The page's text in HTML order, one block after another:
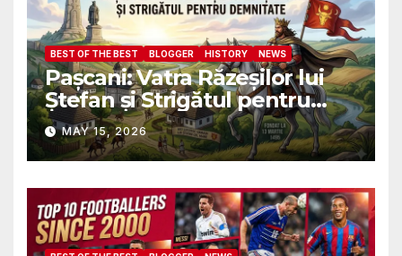
BEST OF THE BEST BLOGGER HISTORY NEWS
Pașcani: Vatra Răzeșilor lui
Ștefan și Strigătul pentru
Demnitate în Fața
Amalgamării
MAY 15, 2026